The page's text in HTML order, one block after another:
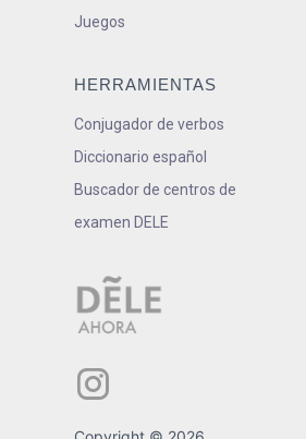
Juegos
HERRAMIENTAS
Conjugador de verbos
Diccionario español
Buscador de centros de
examen DELE